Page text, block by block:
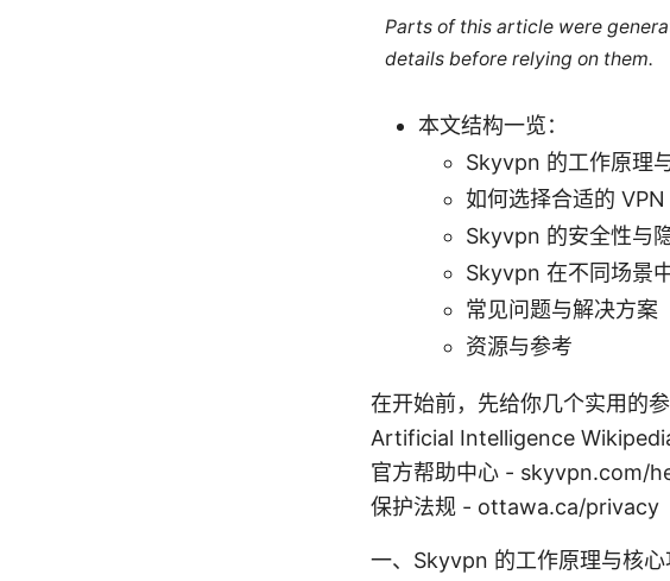
Parts of this article were
details before relying on them.
本文结构一览：
Skyvpn 的工作原理
如何选择合适的
Skyvpn 的安全性与
Skyvpn 在不同场景
常见问题与解决方案
资源与参考
在开始前，先给你几个实用的
Artificial Intelligence
官方帮助中心 - skyvpn.com/
保护法规 - ottawa.ca/privacy
一、Skyvpn 的工作原理与核心